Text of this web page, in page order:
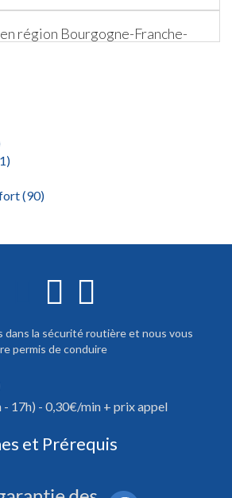
région Bourgogne-Franche-
(90)
dans la sécurité routière et nous vous
permis de conduire
- 17h) - 0,30€/min + prix appel
et Prérequis